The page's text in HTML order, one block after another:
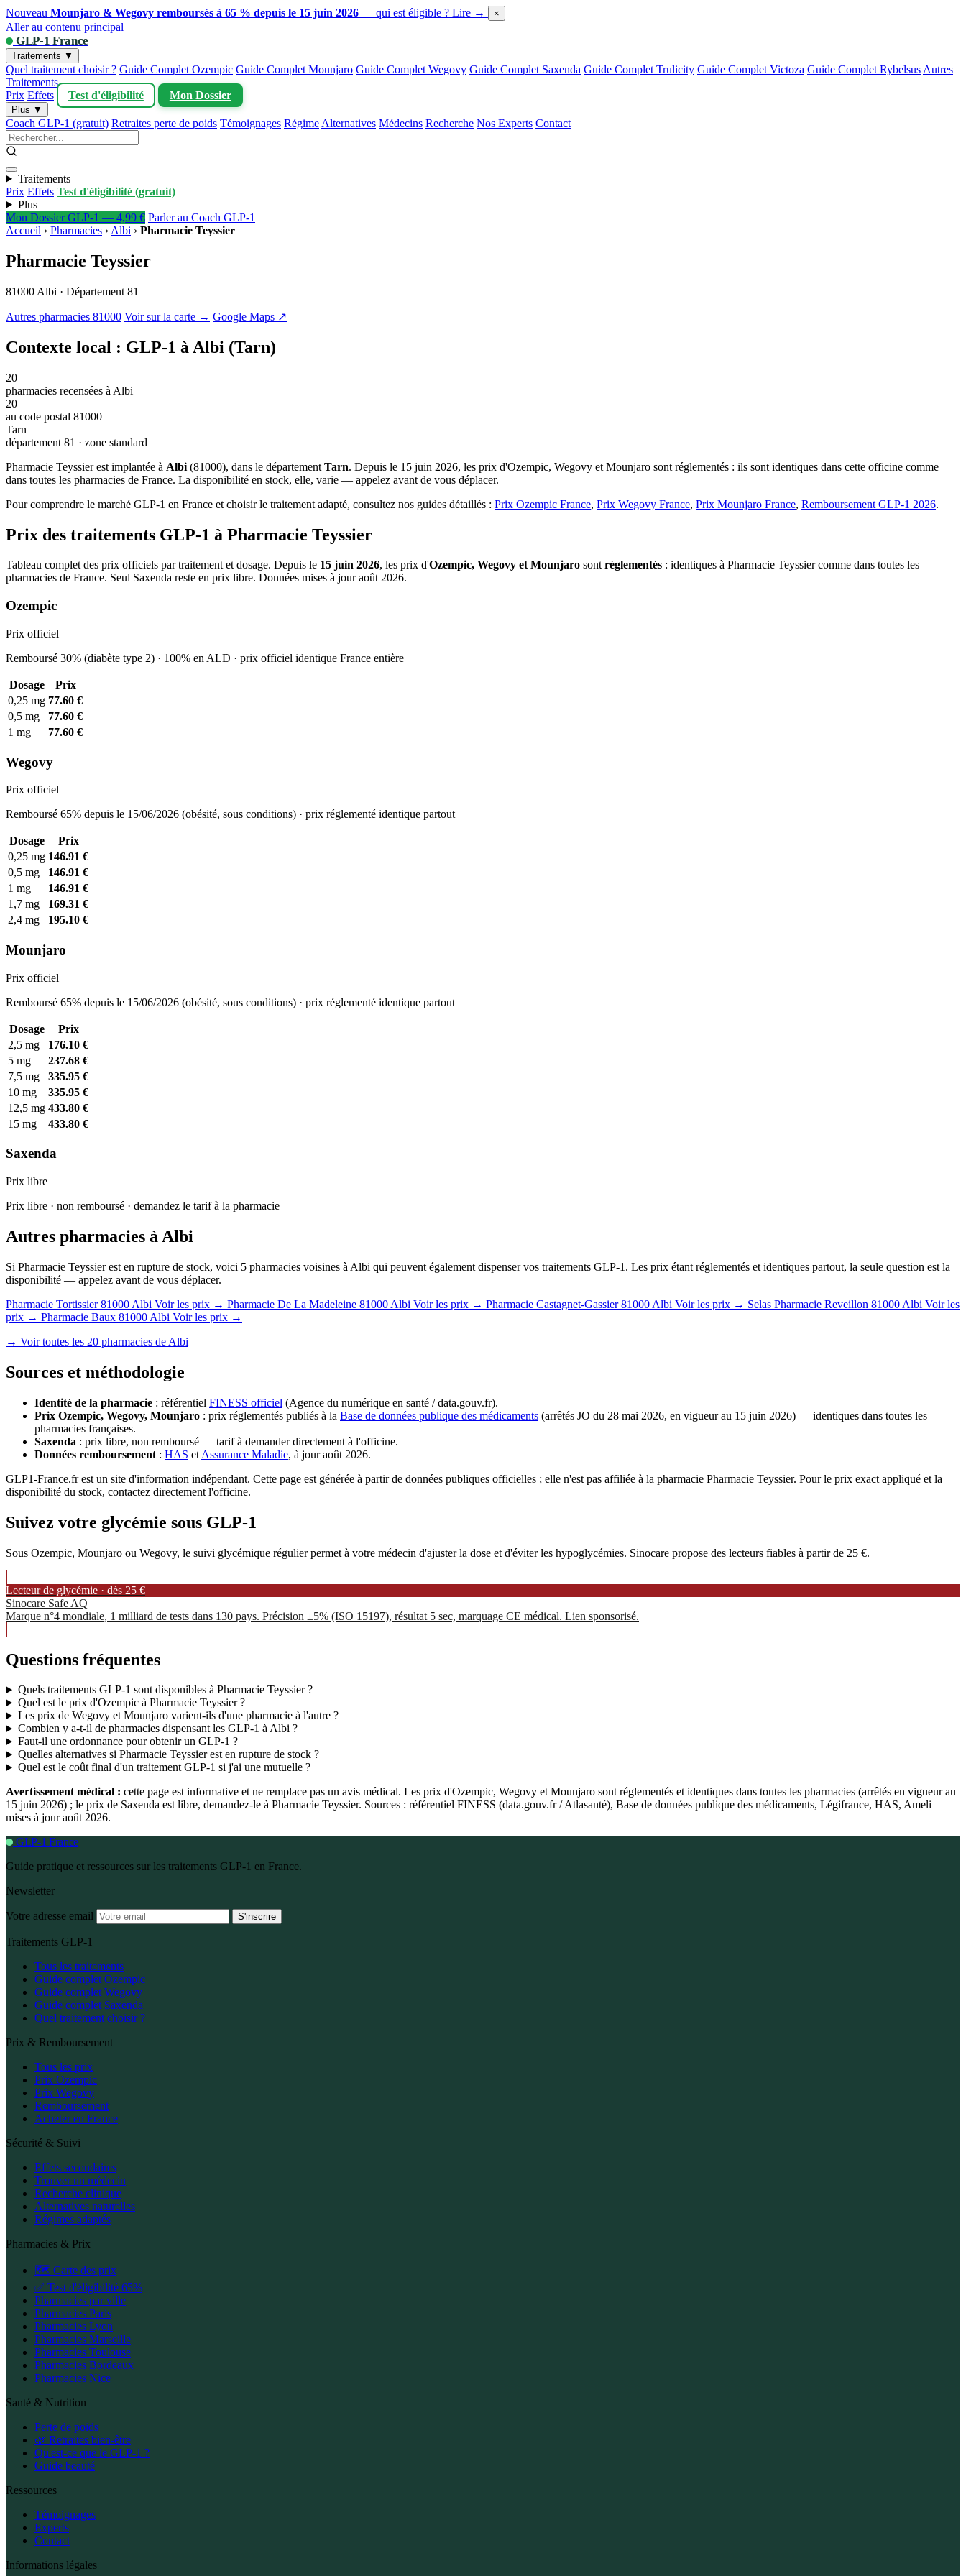
Nouveau Mounjaro & Wegovy remboursés à 65 % depuis le 15 juin 2026 — qui est éligible ? Lire → ×
Aller au contenu principal
GLP-1 France
Traitements ▼
Quel traitement choisir ? Guide Complet Ozempic Guide Complet Mounjaro Guide Complet Wegovy Guide Complet Saxenda Guide Complet Trulicity Guide Complet Victoza Guide Complet Rybelsus Autres
Traitements
Prix Effets Test d'éligibilité Mon Dossier
Plus ▼
Coach GLP-1 (gratuit) Retraites perte de poids Témoignages Régime Alternatives Médecins Recherche Nos Experts Contact
Traitements
Prix Effets Test d'éligibilité (gratuit)
Plus
Mon Dossier GLP-1 — 4,99 € Parler au Coach GLP-1
Accueil › Pharmacies › Albi › Pharmacie Teyssier
Pharmacie Teyssier
81000 Albi · Département 81
Autres pharmacies 81000 Voir sur la carte → Google Maps ↗
Contexte local : GLP-1 à Albi (Tarn)
20
pharmacies recensées à Albi
20
au code postal 81000
Tarn
département 81 · zone standard
Pharmacie Teyssier est implantée à Albi (81000), dans le département Tarn. Depuis le 15 juin 2026, les prix d'Ozempic, Wegovy et Mounjaro sont réglementés : ils sont identiques dans cette officine comme
dans toutes les pharmacies de France. La disponibilité en stock, elle, varie — appelez avant de vous déplacer.
Pour comprendre le marché GLP-1 en France et choisir le traitement adapté, consultez nos guides détaillés : Prix Ozempic France, Prix Wegovy France, Prix Mounjaro France, Remboursement GLP-1 2026.
Prix des traitements GLP-1 à Pharmacie Teyssier
Tableau complet des prix officiels par traitement et dosage. Depuis le 15 juin 2026, les prix d'Ozempic, Wegovy et Mounjaro sontréglementés : identiques à Pharmacie Teyssier comme dans toutes les
pharmacies de France. Seul Saxenda reste en prix libre. Données mises à jour août 2026.
Ozempic
Prix officiel
Remboursé 30% (diabète type 2) · 100% en ALD · prix officiel identique France entière
Dosage
Prix
0,25 mg 77.60 €
0,5 mg
77.60 €
1 mg
77.60 €
Wegovy
Prix officiel
Remboursé 65% depuis le 15/06/2026 (obésité, sous conditions) · prix réglementé identique partout
Dosage
Prix
0,25 mg 146.91 €
0,5 mg
146.91 €
1 mg
146.91 €
1,7 mg
169.31 €
2,4 mg
195.10 €
Mounjaro
Prix officiel
Remboursé 65% depuis le 15/06/2026 (obésité, sous conditions) · prix réglementé identique partout
Dosage
Prix
2,5 mg
176.10 €
5 mg
237.68 €
7,5 mg
335.95 €
10 mg
335.95 €
12,5 mg 433.80 €
15 mg
433.80 €
Saxenda
Prix libre
Prix libre · non remboursé · demandez le tarif à la pharmacie
Autres pharmacies à Albi
Si Pharmacie Teyssier est en rupture de stock, voici 5 pharmacies voisines à Albi qui peuvent également dispenser vos traitements GLP-1. Les prix étant réglementés et identiques partout, la seule question est la
disponibilité — appelez avant de vous déplacer.
Pharmacie Tortissier 81000 Albi Voir les prix → Pharmacie De La Madeleine 81000 Albi Voir les prix → Pharmacie Castagnet-Gassier 81000 Albi Voir les prix → Selas Pharmacie Reveillon 81000 Albi Voir les
prix → Pharmacie Baux 81000 Albi Voir les prix →
→ Voir toutes les 20 pharmacies de Albi
Sources et méthodologie
Identité de la pharmacie : référentiel FINESS officiel (Agence du numérique en santé / data.gouv.fr).
Prix Ozempic, Wegovy, Mounjaro : prix réglementés publiés à la Base de données publique des médicaments (arrêtés JO du 28 mai 2026, en vigueur au 15 juin 2026) — identiques dans toutes les
pharmacies françaises.
Saxenda : prix libre, non remboursé — tarif à demander directement à l'officine.
Données remboursement : HAS et Assurance Maladie, à jour août 2026.
GLP1-France.fr est un site d'information indépendant. Cette page est générée à partir de données publiques officielles ; elle n'est pas affiliée à la pharmacie Pharmacie Teyssier. Pour le prix exact appliqué et la
disponibilité du stock, contactez directement l'officine.
Suivez votre glycémie sous GLP-1
Sous Ozempic, Mounjaro ou Wegovy, le suivi glycémique régulier permet à votre médecin d'ajuster la dose et d'éviter les hypoglycémies. Sinocare propose des lecteurs fiables à partir de 25 €.
Lecteur de glycémie · dès 25 €
Sinocare Safe AQ
Marque n°4 mondiale, 1 milliard de tests dans 130 pays. Précision ±5% (ISO 15197), résultat 5 sec, marquage CE médical. Lien sponsorisé.
Questions fréquentes
Quels traitements GLP-1 sont disponibles à Pharmacie Teyssier ?
Quel est le prix d'Ozempic à Pharmacie Teyssier ?
Les prix de Wegovy et Mounjaro varient-ils d'une pharmacie à l'autre ?
Combien y a-t-il de pharmacies dispensant les GLP-1 à Albi ?
Faut-il une ordonnance pour obtenir un GLP-1 ?
Quelles alternatives si Pharmacie Teyssier est en rupture de stock ?
Quel est le coût final d'un traitement GLP-1 si j'ai une mutuelle ?
Avertissement médical : cette page est informative et ne remplace pas un avis médical. Les prix d'Ozempic, Wegovy et Mounjaro sont réglementés et identiques dans toutes les pharmacies (arrêtés en vigueur au
15 juin 2026) ; le prix de Saxenda est libre, demandez-le à Pharmacie Teyssier. Sources : référentiel FINESS (data.gouv.fr / Atlasanté), Base de données publique des médicaments, Légifrance, HAS, Ameli —
mises à jour août 2026.
GLP-1 France
Guide pratique et ressources sur les traitements GLP-1 en France.
Newsletter
Votre adresse email S'inscrire
Traitements GLP-1
Tous les traitements
Guide complet Ozempic
Guide complet Wegovy
Guide complet Saxenda
Quel traitement choisir ?
Prix & Remboursement
Tous les prix
Prix Ozempic
Prix Wegovy
Remboursement
Acheter en France
Sécurité & Suivi
Effets secondaires
Trouver un médecin
Recherche clinique
Alternatives naturelles
Régimes adaptés
Pharmacies & Prix
🗺️ Carte des prix
✅ Test d'éligibilité 65%
Pharmacies par ville
Pharmacies Paris
Pharmacies Lyon
Pharmacies Marseille
Pharmacies Toulouse
Pharmacies Bordeaux
Pharmacies Nice
Santé & Nutrition
Perte de poids
🌿 Retraites bien-être
Qu'est-ce que le GLP-1 ?
Guide beauté
Ressources
Témoignages
Experts
Contact
Informations légales